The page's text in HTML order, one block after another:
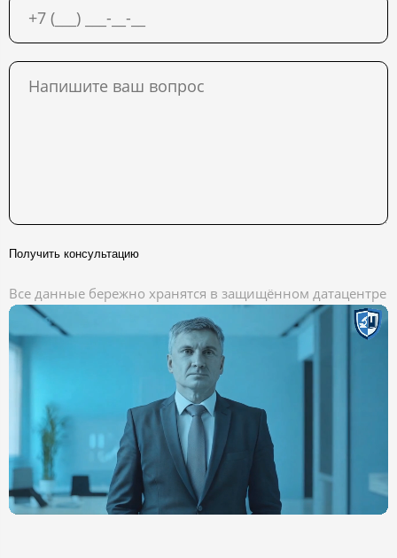
Получить консультацию
Все данные бережно хранятся в защищённом датацентре